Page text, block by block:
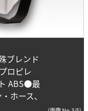
ブレンド
ロピレ
ABS●最
ホース、